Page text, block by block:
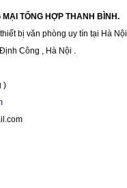
TỔNG HỢP THANH BÌNH.
bị văn phòng uy tín tại Hà Nội.
Công , Hà Nội .
)